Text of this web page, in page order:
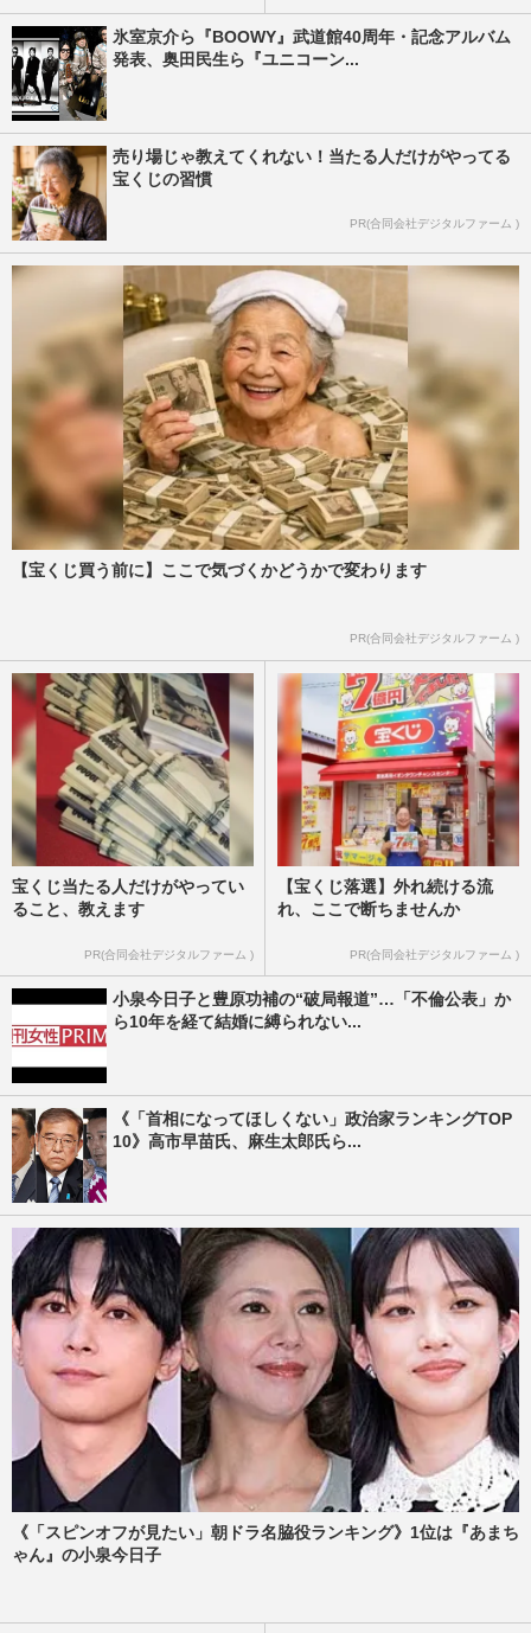
氷室京介ら『BOOWY』武道館40周年・記念アルバム
発表、奥田民生ら『ユニコーン...
売り場じゃ教えてくれない！当たる人だけがやってる
宝くじの習慣
PR(合同会社デジタルファーム )
【宝くじ買う前に】ここで気づくかどうかで変わります
PR(合同会社デジタルファーム )
宝くじ当たる人だけがやってい
ること、教えます
PR(合同会社デジタルファーム )
【宝くじ落選】外れ続ける流
れ、ここで断ちませんか
PR(合同会社デジタルファーム )
小泉今日子と豊原功補の“破局報道”…「不倫公表」か
ら10年を経て結婚に縛られない...
《「首相になってほしくない」政治家ランキングTOP
10》高市早苗氏、麻生太郎氏ら...
《「スピンオフが見たい」朝ドラ名脇役ランキング》1位は『あまち
ゃん』の小泉今日子